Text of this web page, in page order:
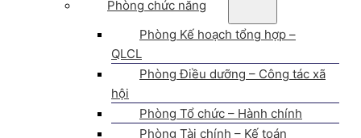
Phòng chức năng
Phòng Kế hoạch tổng hợp –
QLCL
Phòng Điều dưỡng – Công tác xã
hội
Phòng Tổ chức – Hành chính
Phòng Tài chính – Kế toán